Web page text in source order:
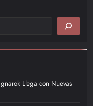
Llega con Nuevas